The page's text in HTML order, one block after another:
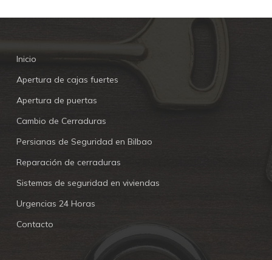
Inicio
Apertura de cajas fuertes
Apertura de puertas
Cambio de Cerraduras
Persianas de Seguridad en Bilbao
Reparación de cerraduras
Sistemas de seguridad en viviendas
Urgencias 24 Horas
Contacto